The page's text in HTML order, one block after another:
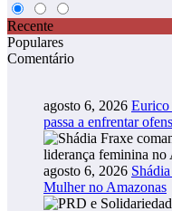
Recente
Populares
Comentário
agosto 6, 2026 Eurico
passa a enfrentar
agosto 6, 2026
Mulher no Amazonas